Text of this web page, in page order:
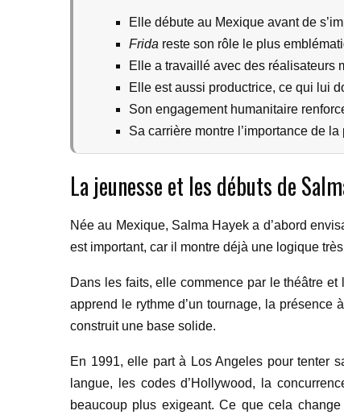
Elle débute au Mexique avant de
Frida reste son rôle le plus
Elle a travaillé avec des réalisateurs
Elle est aussi productrice, ce qui lui
Son engagement humanitaire
Sa carrière montre l’importance de
La jeunesse et les débuts de
Née au Mexique, Salma Hayek a d’abord
est important, car il montre déjà une logique
Dans les faits, elle commence par le théâtre
apprend le rythme d’un tournage, la présence
construit une base solide.
En 1991, elle part à Los Angeles pour tenter
langue, les codes d’Hollywood, la
beaucoup plus exigeant. Ce que cela